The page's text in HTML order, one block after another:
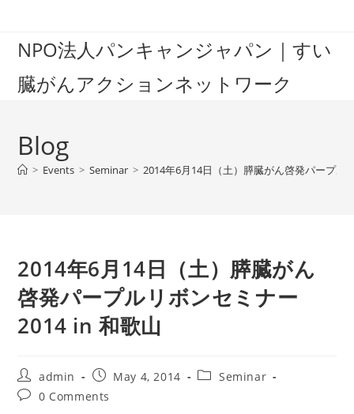
contentNPO法人パンキャンジャパン｜すい
臓がんアクションネットワーク
Blog
> Events > Seminar > 2014年6月14日（土）膵臓がん啓発パープル
2014年6月14日（土）膵臓がん
啓発パープルリボンセミナー
2014 in 和歌山
Post
author:
admin
Post
published:
May 4, 2014
PostSeminar
Post0 Comments